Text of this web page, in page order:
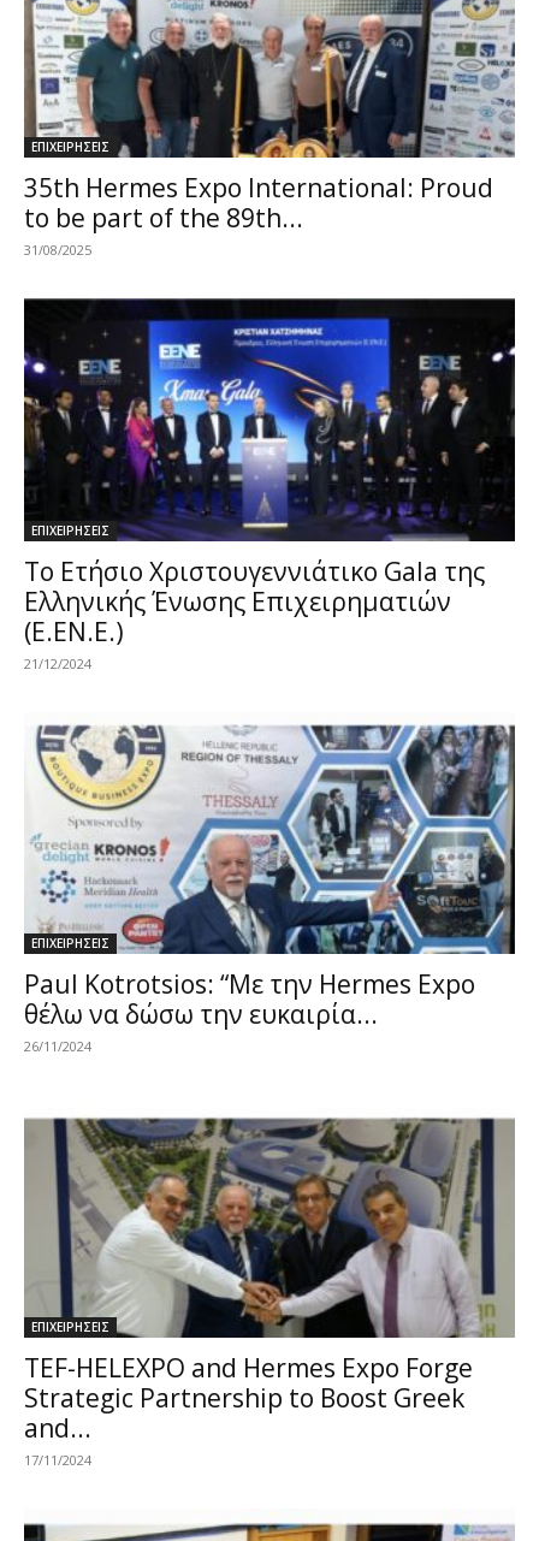
ΕΠΙΧΕΙΡΗΣΕΙΣ
35th Hermes Expo International: Proud
to be part of the 89th...
31/08/2025
ΕΠΙΧΕΙΡΗΣΕΙΣ
Το Ετήσιο Χριστουγεννιάτικο Gala της
Ελληνικής Ένωσης Επιχειρηματιών
(Ε.ΕΝ.Ε.)
21/12/2024
ΕΠΙΧΕΙΡΗΣΕΙΣ
Paul Kotrotsios: “Με την Hermes Expo
θέλω να δώσω την ευκαιρία...
26/11/2024
ΕΠΙΧΕΙΡΗΣΕΙΣ
TEF-HELEXPO and Hermes Expo Forge
Strategic Partnership to Boost Greek
and...
17/11/2024